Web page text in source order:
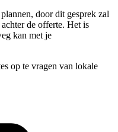
door dit gesprek zal
de offerte. Het is
kan met je
op te vragen van lokale